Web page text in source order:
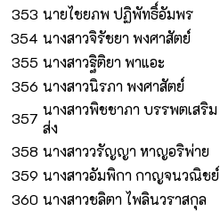
353 นายไชยภพ ปฏิพัทธิ์อัมพร
354 นางสาวจิรัชยา พงศาสัตย์
355 นางสาวฐิติยา พาแอะ
356 นางสาวนิรภา พงศาสัตย์
357 นางสาวพิชชาภา บรรพตเสริม
ส่ง
358 นางสาววรัญญา หาญอริพ่าย
359 นางสาวอัมพิกา กาญจนวณิชย์
360 นางสาวชลิตา ไพลินวราสกุล